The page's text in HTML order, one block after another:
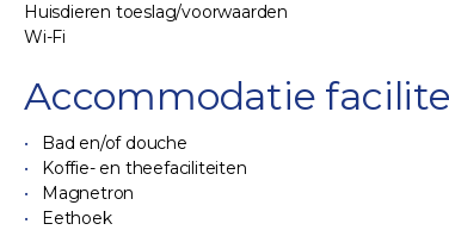
Huisdieren toeslag/voorwaarden
Wi-Fi
Accommodatie
Bad en/of douche
Koffie- en theefaciliteiten
Magnetron
Eethoek